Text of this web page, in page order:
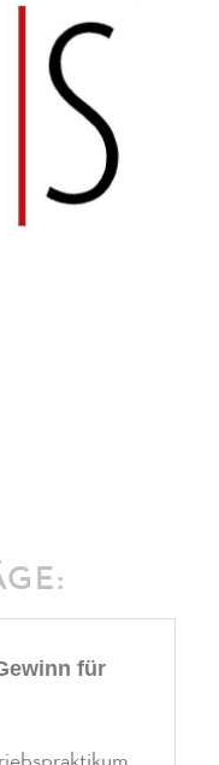
für